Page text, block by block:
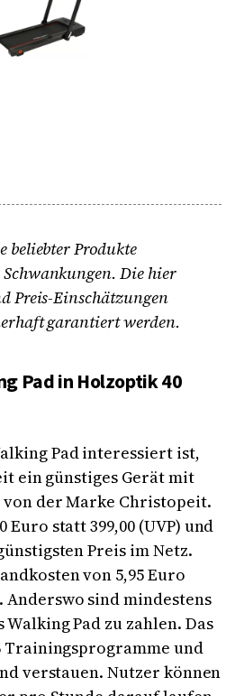
beliebter Produkte
Die hier
Preis-Einschätzungen
garantiert werden.
Pad in Holzoptik 40
Pad interessiert ist,
ein günstiges Gerät mit
der Marke Christopeit.
Euro statt 399,00 (UVP) und
Preis im Netz.
von 5,95 Euro
sind mindestens
Pad zu zahlen. Das
und
verstauen. Nutzer können